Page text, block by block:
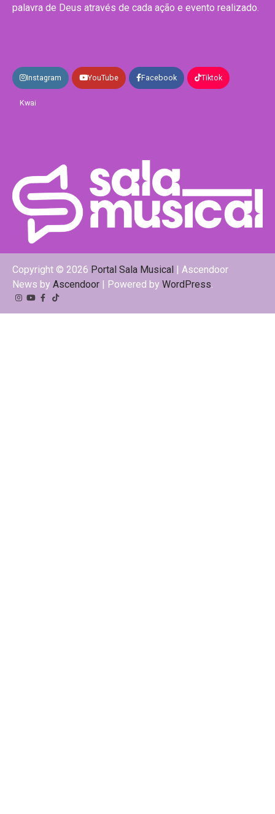
palavra de Deus através de cada ação e evento realizado.
Instagram YouTube Facebook Tiktok
Kwai
Copyright © 2026 Portal Sala Musical | Ascendoor
News by Ascendoor | Powered by WordPress.
Instagram
YouTube
Facebook
Tiktok